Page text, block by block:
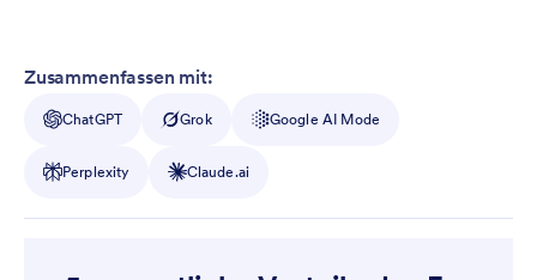
Zusammenfassen mit:
ChatGPT Grok Google AI Mode
Perplexity Claude.ai